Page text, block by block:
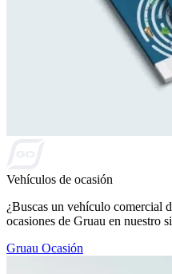
Vehículos de ocasión
¿Buscas un vehículo comercial
ocasiones de Gruau en nuestro
Gruau Ocasión